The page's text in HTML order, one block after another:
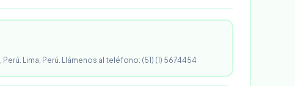
Lima, Perú. Llámenos al teléfono: (51) (1) 5674454